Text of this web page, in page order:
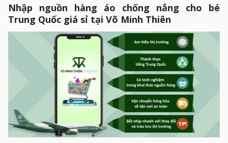
Nhập nguồn hàng áo chống nắng cho bé
Trung Quốc giá sỉ tại Võ Minh Thiên